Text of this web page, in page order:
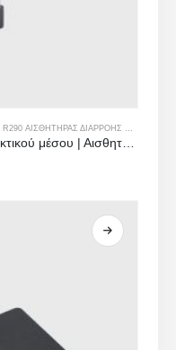
R290 ΑΙΣΘΗΤΉΡΑΣ ΔΙΑΡΡΟΉΣ ΨΥΚΤΙΚΟΎ ΜΈΣΟΥ